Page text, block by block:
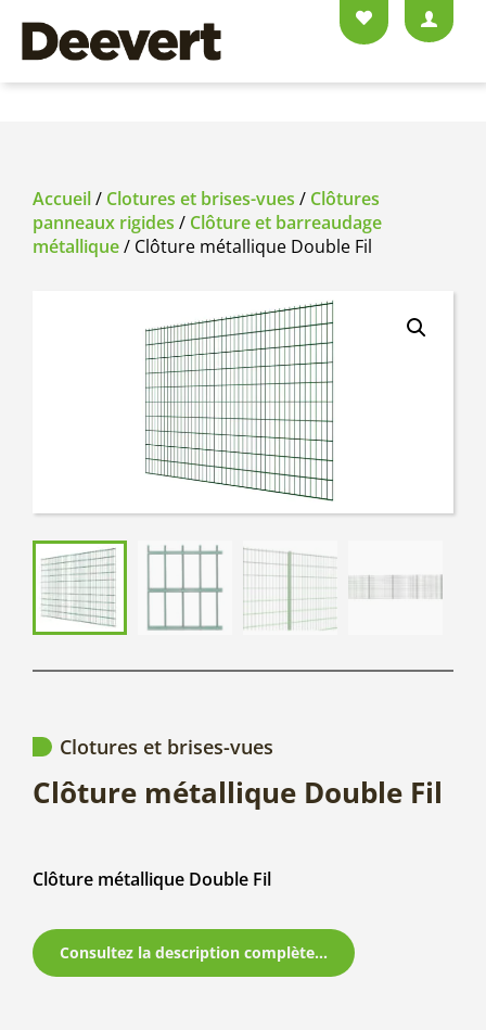
Accueil/ Clotures et brises-vues / Clôtures
panneaux rigides / Clôture et barreaudage
métallique/ Clôture métallique Double Fil
Clotures et brises-vues
Clôture métallique Double Fil
Clôture métallique Double Fil
Consultez la description complète...